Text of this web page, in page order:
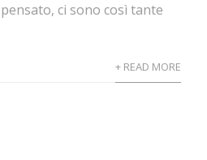
ci sono così tante
+ READ MORE